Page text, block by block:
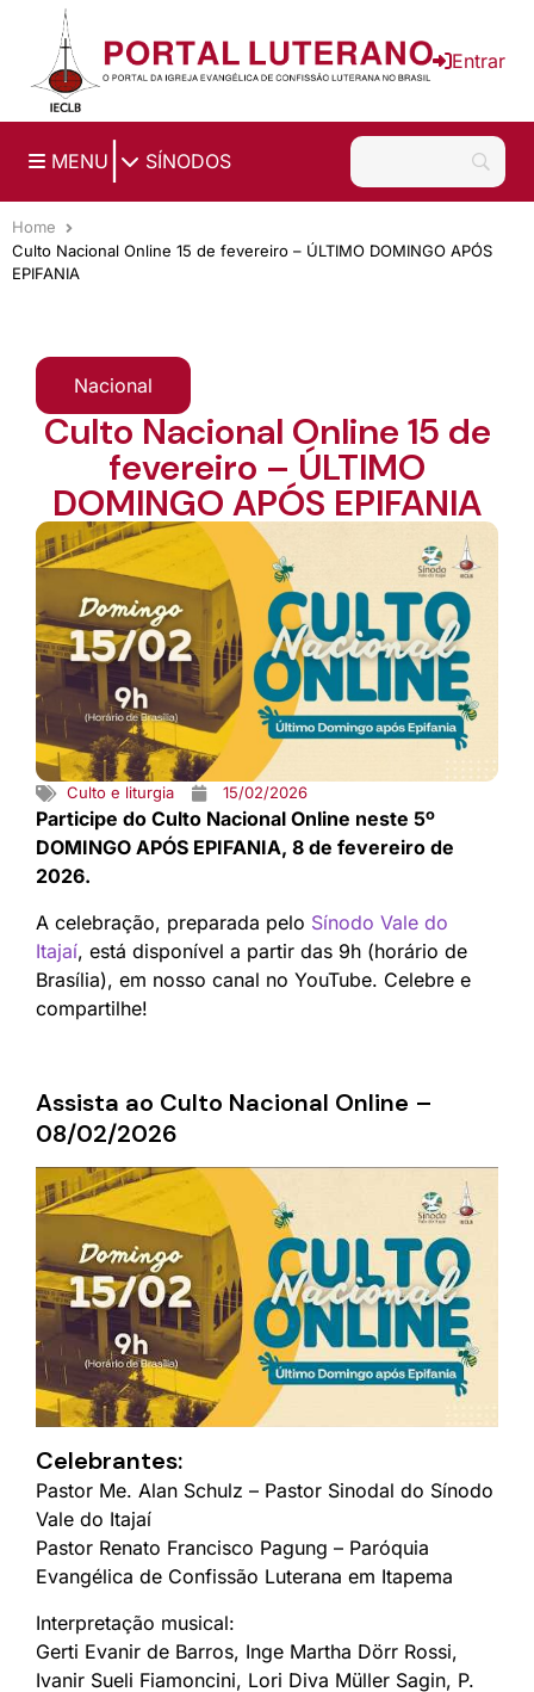
Ir para o conteúdo principal
Entrar
MENU SÍNODOS
Home
Culto Nacional Online 15 de fevereiro – ÚLTIMO DOMINGO APÓS
EPIFANIA
Nacional
Culto Nacional Online 15 de
fevereiro – ÚLTIMO
DOMINGO APÓS EPIFANIA
Culto e liturgia 15/02/2026
Participe do Culto Nacional Online neste 5º
DOMINGO APÓS EPIFANIA, 8 de fevereiro de
2026.
A celebração, preparada pelo Sínodo Vale do
Itajaí, está disponível a partir das 9h (horário de
Brasília), em nosso canal no YouTube. Celebre e
compartilhe!
Assista ao Culto Nacional Online –
08/02/2026
Celebrantes:
Pastor Me. Alan Schulz – Pastor Sinodal do Sínodo
Vale do Itajaí
Pastor Renato Francisco Pagung – Paróquia
Evangélica de Confissão Luterana em Itapema
Interpretação musical:
Gerti Evanir de Barros, Inge Martha Dörr Rossi,
Ivanir Sueli Fiamoncini, Lori Diva Müller Sagin, P.